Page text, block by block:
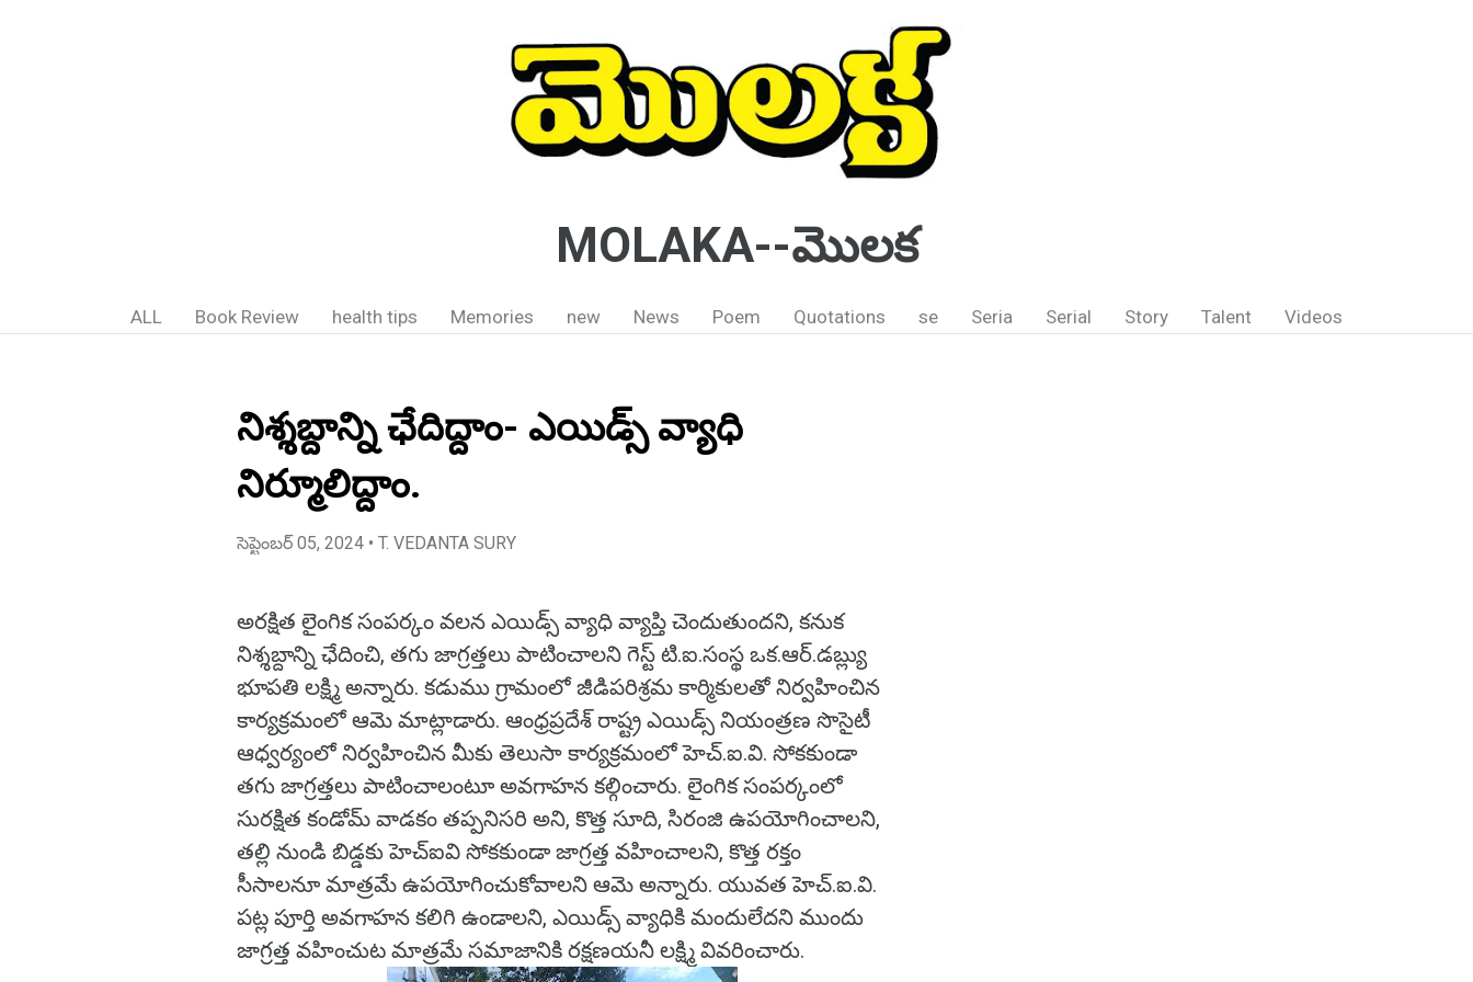
MOLAKA--మొలక
ALL Book Review health tips Memories new News Poem Quotations se Seria Serial Story Talent Videos
నిశ్శబ్దాన్ని ఛేదిద్దాం- ఎయిడ్స్ వ్యాధి
నిర్మూలిద్దాం.
సెప్టెంబర్ 05, 2024 • T. VEDANTA SURY
అరక్షిత లైంగిక సంపర్కం వలన ఎయిడ్స్ వ్యాధి వ్యాప్తి చెందుతుందని, కనుక
నిశ్శబ్దాన్ని ఛేదించి, తగు జాగ్రత్తలు పాటించాలని గెస్ట్ టి.ఐ.సంస్థ ఒక.ఆర్.డబ్ల్యు
భూపతి లక్ష్మి అన్నారు. కడుము గ్రామంలో జీడిపరిశ్రమ కార్మికులతో నిర్వహించిన
కార్యక్రమంలో ఆమె మాట్లాడారు. ఆంధ్రప్రదేశ్ రాష్ట్ర ఎయిడ్స్ నియంత్రణ సొసైటీ
ఆధ్వర్యంలో నిర్వహించిన మీకు తెలుసా కార్యక్రమంలో హెచ్.ఐ.వి. సోకకుండా
తగు జాగ్రత్తలు పాటించాలంటూ అవగాహన కల్గించారు. లైంగిక సంపర్కంలో
సురక్షిత కండోమ్ వాడకం తప్పనిసరి అని, కొత్త సూది, సిరంజి ఉపయోగించాలని,
తల్లి నుండి బిడ్డకు హెచ్ఐవి సోకకుండా జాగ్రత్త వహించాలని, కొత్త రక్తం
సీసాలనూ మాత్రమే ఉపయోగించుకోవాలని ఆమె అన్నారు. యువత హెచ్.ఐ.వి.
పట్ల పూర్తి అవగాహన కలిగి ఉండాలని, ఎయిడ్స్ వ్యాధికి మందులేదని ముందు
జాగ్రత్త వహించుట మాత్రమే సమాజానికి రక్షణయనీ లక్ష్మి వివరించారు.